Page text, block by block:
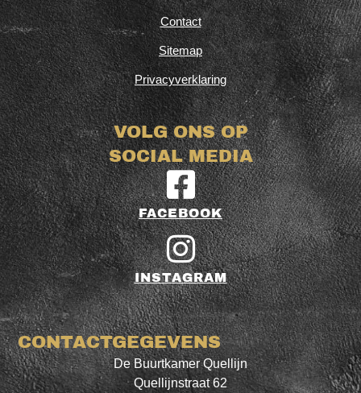
Contact
Sitemap
Privacyverklaring
VOLG ONS OP
SOCIAL MEDIA
FACEBOOK
INSTAGRAM
CONTACTGEGEVENS
De Buurtkamer Quellijn
Quellijnstraat 62